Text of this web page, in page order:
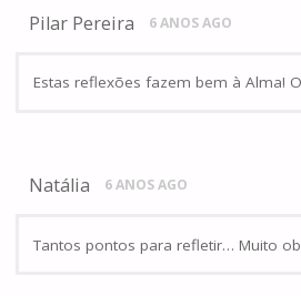
Pilar Pereira 6 ANOS AGO
Estas reflexões fazem bem à Alma!
Natália 6 ANOS AGO
Tantos pontos para refletir… Muito